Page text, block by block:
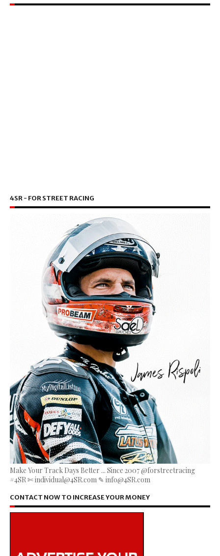
4SR - FOR STREET RACING
Make Your Track Days Better ... Since 2007 @forstreetracing
#4SR ✄ individual@4SR.com ✎ info@4SR.com
CONTACT NOW TO INCREASE YOUR MONEY